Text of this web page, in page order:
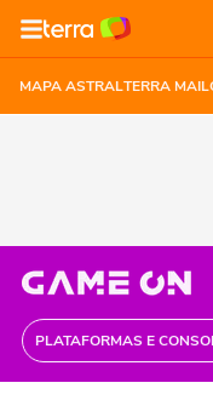
MAPA ASTRALTERRA MAIL
PLATAFORMAS E